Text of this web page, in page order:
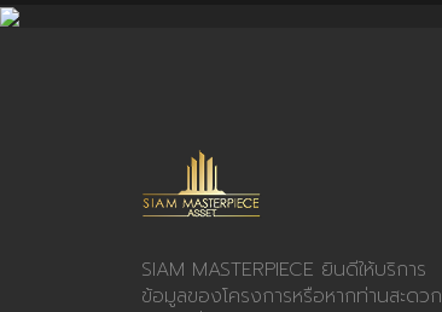
SIAM MASTERPIECE ยินดีให้บริการ
ข้อมูลของโครงการหรือหากท่านสะดวก